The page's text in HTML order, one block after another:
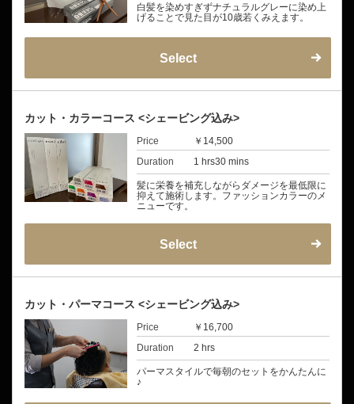
白髪を染めすぎずナチュラルグレーに染め上
げることで見た目が10歳若くみえます。
Select
カット・カラーコース <シェービング込み>
Price
￥14,500
Duration
1 hrs30 mins
髪に栄養を補充しながらダメージを最低限に
抑えて施術します。ファッションカラーのメ
ニューです。
Select
カット・パーマコース <シェービング込み>
Price
￥16,700
Duration
2 hrs
パーマスタイルで毎朝のセットをかんたんに
♪